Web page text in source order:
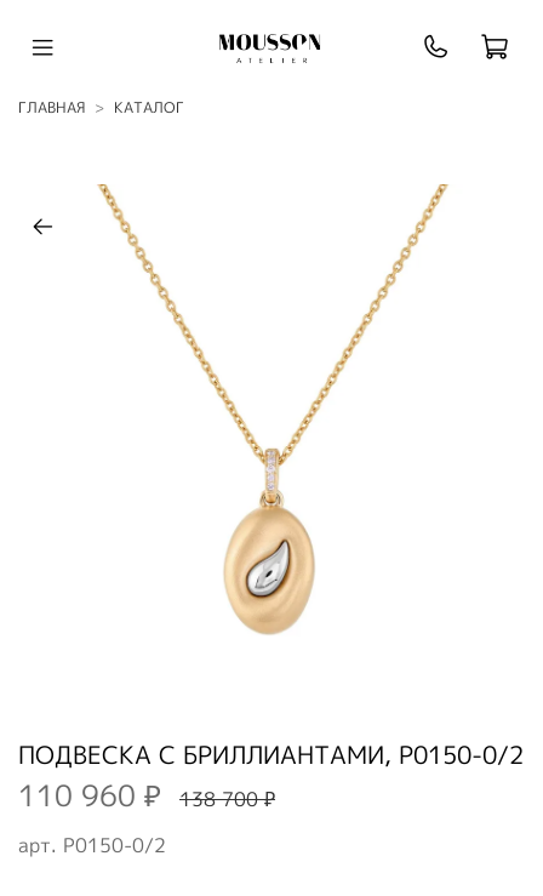
ГЛАВНАЯ КАТАЛОГ
арт. P0150-0/2
ПОДВЕСКА С БРИЛЛИАНТАМИ, P0150-0/2
110 960 ₽ 138 700 ₽